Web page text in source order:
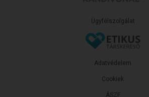
Ügyfélszolgálat
ÁSZF
Adatvédelem
Cookiek